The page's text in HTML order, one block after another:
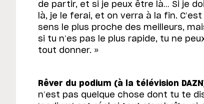
de partir, et si je peux être là… Si je
là, je le ferai, et on verra à la fin.
sens le plus proche des meilleurs,
si tu n’es pas le plus rapide, tu ne
tout donner. »
Rêver du podium (à la télévision
n’est pas quelque chose dont tu te